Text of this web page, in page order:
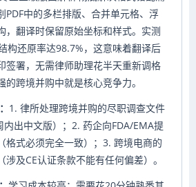
PDF中的多栏排版、合并单元格、浮
，翻译时保留原始坐标和样式。实测
构还原率达98.7%，这意味着翻译后
签署，无需律师助理花半天重新调格
跨境并购中就是核心竞争力。
1. 律所处理跨境并购的尽职调查文件
内出中文版）；2. 药企向FDA/EMA提
格式必须完全一致）；3. 跨境电商的
及CE认证条款不能有任何偏差）。